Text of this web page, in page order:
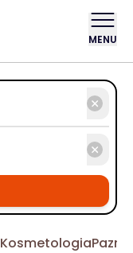
MENU
Kosmetologia